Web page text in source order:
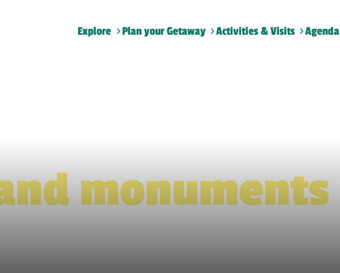
Explore Plan your Getaway Activities & Visits Agenda
monuments